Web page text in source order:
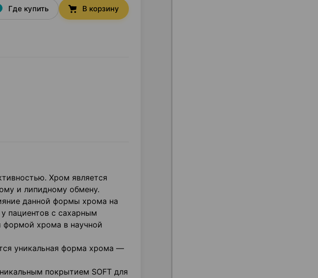
Где купить В корзину
Хром является
и липидному обмену.
данной формы хрома на
пациентов с сахарным
формой хрома в научной
уникальная форма хрома —
покрытием SOFT для